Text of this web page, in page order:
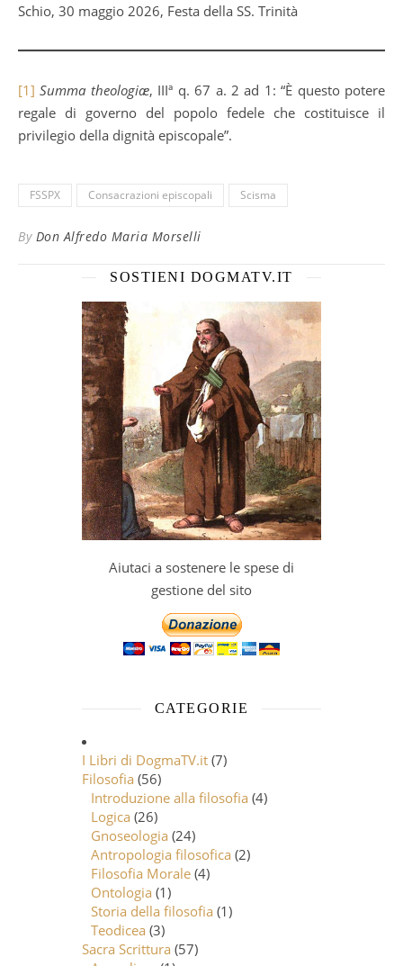
Schio, 30 maggio 2026, Festa della SS. Trinità
[1] Summa theologiæ, IIIª q. 67 a. 2 ad 1: “È questo potere
regale di governo del popolo fedele che costituisce il
privilegio della dignità episcopale”.
FSSPX Consacrazioni episcopali Scisma
By Don Alfredo Maria Morselli
SOSTIENI DOGMATV.IT
Aiutaci a sostenere le spese di
gestione del sito
CATEGORIE
I Libri di DogmaTV.it (7)
Filosofia (56)
Introduzione alla filosofia (4)
Logica (26)
Gnoseologia (24)
Antropologia filosofica (2)
Filosofia Morale (4)
Ontologia (1)
Storia della filosofia (1)
Teodicea (3)
Sacra Scrittura (57)